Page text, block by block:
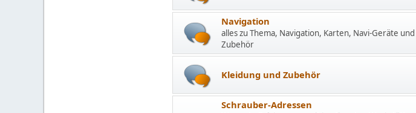
Navigation
alles zu Thema, Navigation, Karten, Navi-Geräte und
Zubehör
Kleidung und Zubehör
Schrauber-Adressen